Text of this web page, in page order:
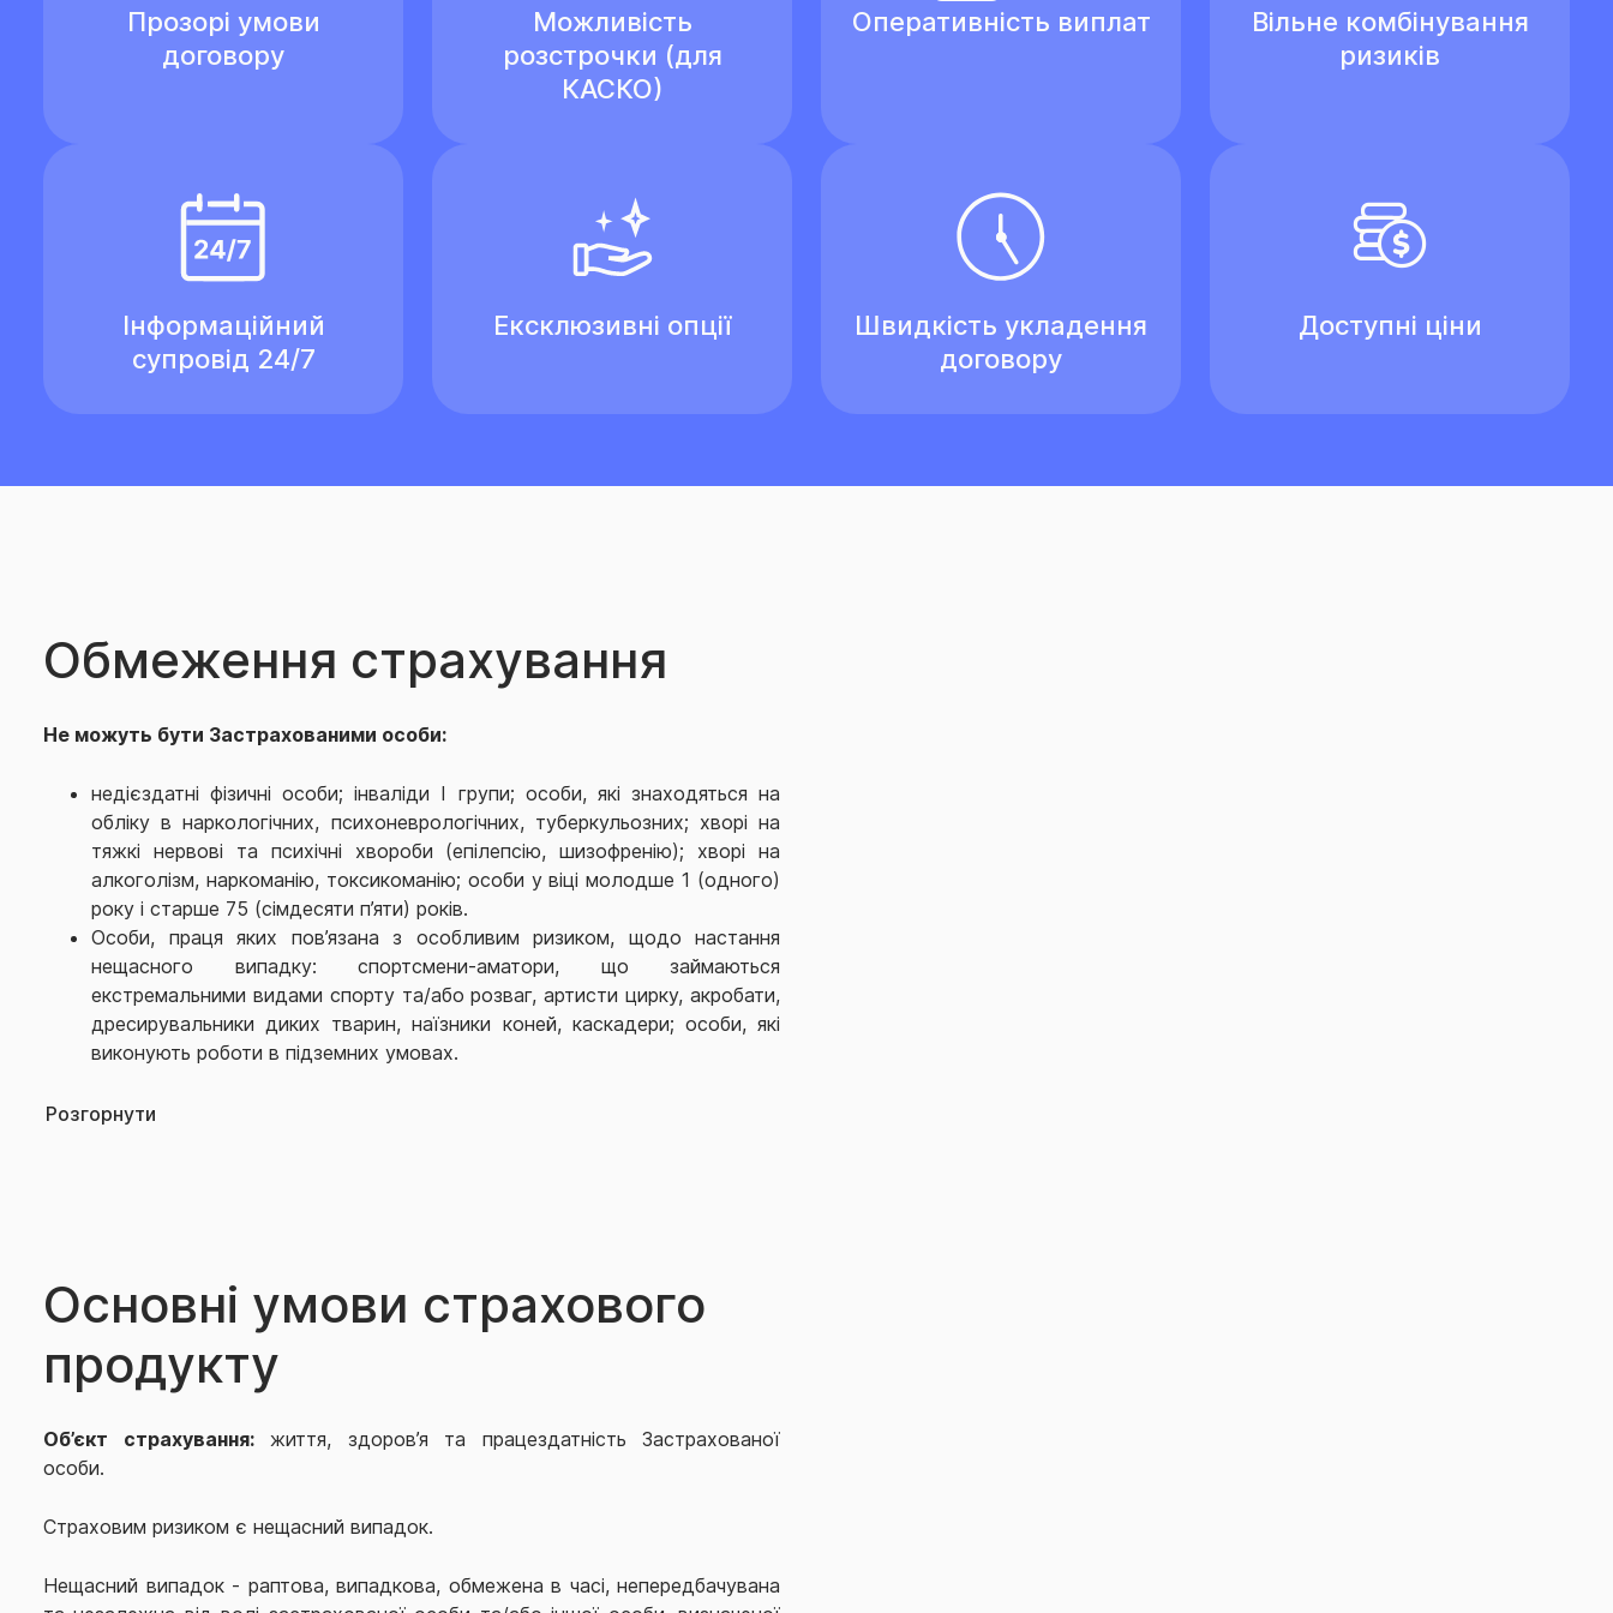
Прозорі умови
договору
Можливість
розстрочки (для
КАСКО)
Оперативність виплат
Вільне комбінування
ризиків
Інформаційний
супровід 24/7
Ексклюзивні опції
Швидкість укладення
договору
Доступні ціни
Обмеження страхування
Не можуть бути Застрахованими особи:
недієздатні фізичні особи; інваліди І групи; особи, які знаходяться на
обліку в наркологічних, психоневрологічних, туберкульозних; хворі на
тяжкі нервові та психічні хвороби (епілепсію, шизофренію); хворі на
алкоголізм, наркоманію, токсикоманію; особи у віці молодше 1 (одного)
року і старше 75 (сімдесяти п’яти) років.
Особи, праця яких пов’язана з особливим ризиком, щодо настання
нещасного випадку: спортсмени-аматори, що займаються
екстремальними видами спорту та/або розваг, артисти цирку, акробати,
дресирувальники диких тварин, наїзники коней, каскадери; особи, які
виконують роботи в підземних умовах.
Розгорнути
Основні умови страхового
продукту
Об’єкт страхування:життя, здоров’я та працездатність Застрахованої
особи.
Страховим ризиком є нещасний випадок.
Нещасний випадок - раптова, випадкова, обмежена в часі, непередбачувана